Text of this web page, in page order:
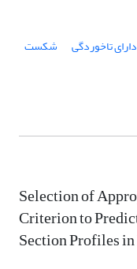
تاخوردگی شکست
Selection of
Criterion to
Section Profiles